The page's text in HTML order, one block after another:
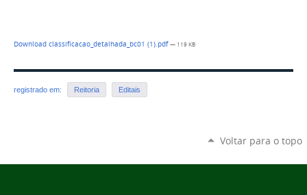
Download classificacao_detalhada_bc01 (1).pdf— 119 KB
registrado em: Reitoria Editais
Voltar para o topo